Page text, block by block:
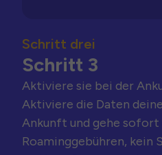
Schritt drei
Schritt 3
Aktiviere sie bei der
Aktiviere die Daten
Ankunft und gehe sofort
Roaminggebühren, kein